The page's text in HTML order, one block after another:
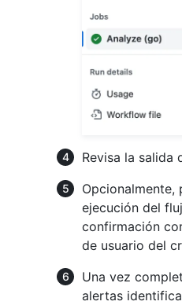
Revisa la salida
Opcionalmente,
ejecución del
confirmación
de usuario del
Una vez
alertas